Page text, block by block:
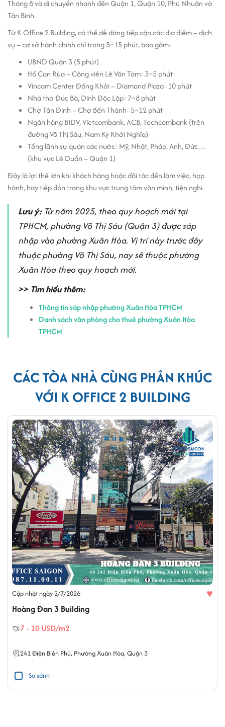
Với diện tích linh hoạt, K Office 2 rất phù hợp với các công ty từ 5–
thuê đường Võ Thị Sáu Quận 3trong tầm giá tối ưu.
hợp lý tại trung tâm TP.HCM, K Office 2 Building là lựa chọn không
nên bỏ qua. Với vị trí thuận tiện, chi phí hợp lý và dịch vụ đầy đủ, đây
là gợi ý phù hợp cho doanh nghiệp vừa và nhỏ muốnthuê văn
phòng Quận 3 mà vẫn đảm bảo hiệu quả kinh doanh.
Tháng 8 và di chuyển nhanh đến Quận 1, Quận 10, Phú Nhuận và
Tân Bình.
Từ K Office 2 Building, có thể dễ dàng tiếp cận các địa điểm – dịch
vụ – cơ sở hành chính chỉ trong 5–15 phút, bao gồm:
UBND Quận 3 (5 phút)
Hồ Con Rùa – Công viên Lê Văn Tám: 3–5 phút
Vincom Center Đồng Khởi – Diamond Plaza: 10 phút
Nhà thờ Đức Bà, Dinh Độc Lập: 7–8 phút
Chợ Tân Định – Chợ Bến Thành: 5–12 phút
Ngân hàng BIDV, Vietcombank, ACB, Techcombank (trên
đường Võ Thị Sáu, Nam Kỳ Khởi Nghĩa)
Tổng lãnh sự quán các nước: Mỹ, Nhật, Pháp, Anh, Đức…
(khu vực Lê Duẩn – Quận 1)
Đây là lợi thế lớn khi khách hàng hoặc đối tác đến làm việc, họp
hành, hay tiếp đón trong khu vực trung tâm văn minh, tiện nghi.
Lưu ý: Từ năm 2025, theo quy hoạch mới tại
TPHCM, phường Võ Thị Sáu (Quận 3) được sáp
nhập vào phường Xuân Hòa. Vị trí này trước đây
thuộc phường Võ Thị Sáu, nay sẽ thuộc phường
Xuân Hòa theo quy hoạch mới.
>> Tìm hiểu thêm:
Thông tin sáp nhập phường Xuân Hòa TPHCM
Danh sách văn phòng cho thuê phường Xuân Hòa
TPHCM
CÁC TÒA NHÀ CÙNG PHÂN KHÚC
VỚI K OFFICE 2 BUILDING
Cập nhật ngày 2/7/2026 ♥
Hoàng Đan 3 Building
7 - 10 USD/m2
241Điện Biên Phủ, Phường Xuân Hòa, Quận 3
So sánh